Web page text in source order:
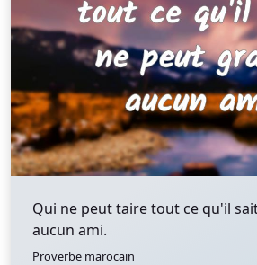
Qui ne peut taire tout ce qu'il
aucun ami.
Proverbe marocain